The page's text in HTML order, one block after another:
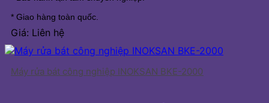
* Giao hàng toàn quốc.
Giá: Liên hệ
Máy rửa bát công nghiệp INOKSAN BKE-2000